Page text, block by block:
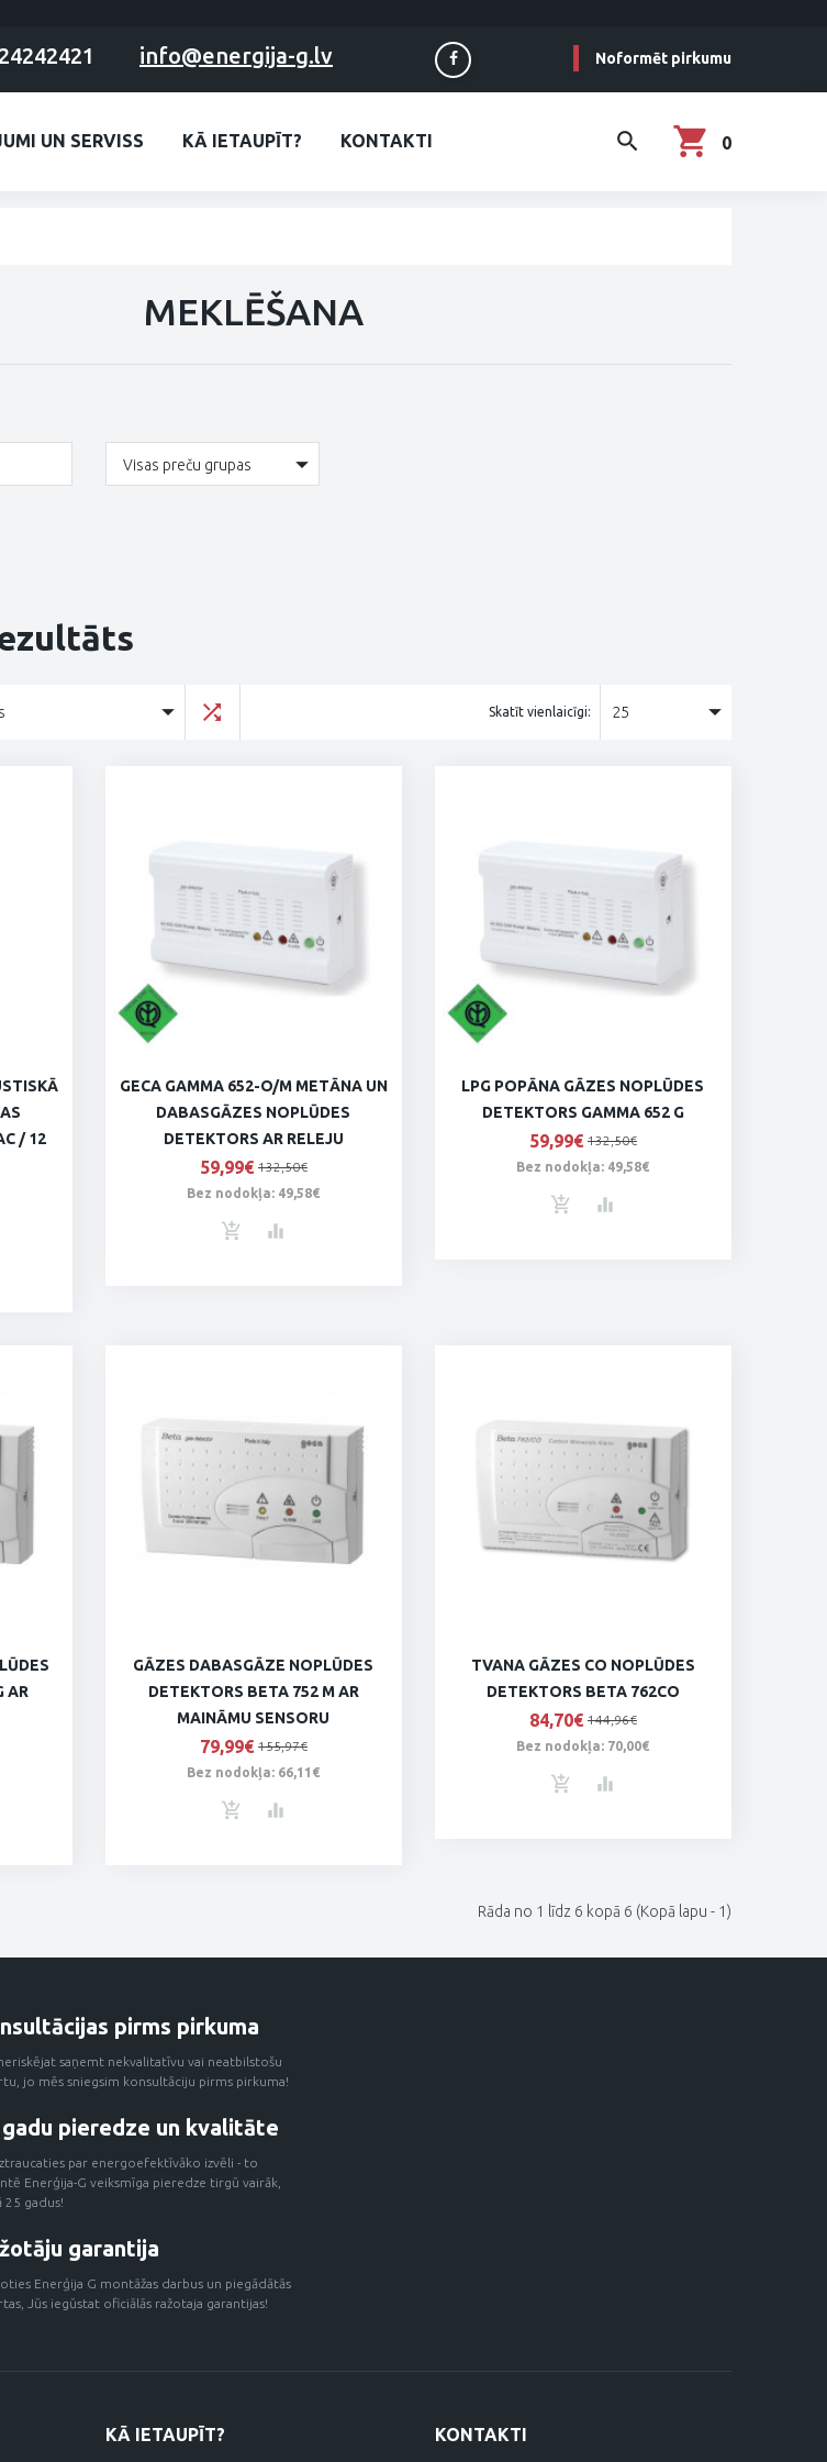
info@energija-g.lv Noformēt pirkumu
UN SERVISS KĀ IETAUPĪT? KONTAKTI 0
MEKLĒŠANA
Visas preču grupas
Skatīt vienlaicīgi: 25
/ 12
GECA GAMMA 652-O/M METĀNA UN
DABASGĀZES NOPLŪDES
DETEKTORS AR RELEJU
59,99€ 132,50€
Bez nodokļa: 49,58€
LPG POPĀNA GĀZES NOPLŪDES
DETEKTORS GAMMA 652 G
59,99€ 132,50€
Bez nodokļa: 49,58€
AR
GĀZES DABASGĀZE NOPLŪDES
DETEKTORS BETA 752 M AR
MAINĀMU SENSORU
79,99€ 155,97€
Bez nodokļa: 66,11€
TVANA GĀZES CO NOPLŪDES
DETEKTORS BETA 762CO
84,70€ 144,96€
Bez nodokļa: 70,00€
Rāda no 1 līdz 6 kopā 6 (Kopā lapu - 1)
pirms pirkuma
saņemt nekvalitatīvu vai neatbilstošu
jo mēs sniegsim konsultāciju pirms pirkuma!
gadu pieredze un kvalitāte
par energoefektīvāko izvēli - to
Enerģija-G veiksmīga pieredze tirgū vairāk,
25 gadus!
garantija
Enerģija G montāžas darbus un piegādātās
Jūs iegūstat oficiālās ražotaja garantijas!
KĀ IETAUPĪT? KONTAKTI